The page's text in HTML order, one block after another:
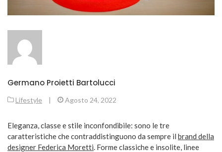
Germano Proietti Bartolucci
Lifestyle | Agosto 24, 2022
Eleganza, classe e stile inconfondibile: sono le tre
caratteristiche che contraddistinguono da sempre il brand della
designer Federica Moretti . Forme classiche e insolite, linee